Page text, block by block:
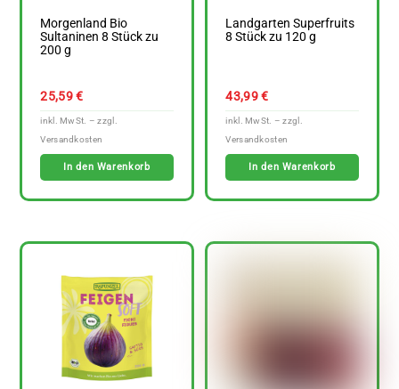
Morgenland Bio
Sultaninen 8 Stück zu
200 g
25,59€
In den Warenkorb
Landgarten Superfruits
8 Stück zu 120 g
43,99€
In den Warenkorb